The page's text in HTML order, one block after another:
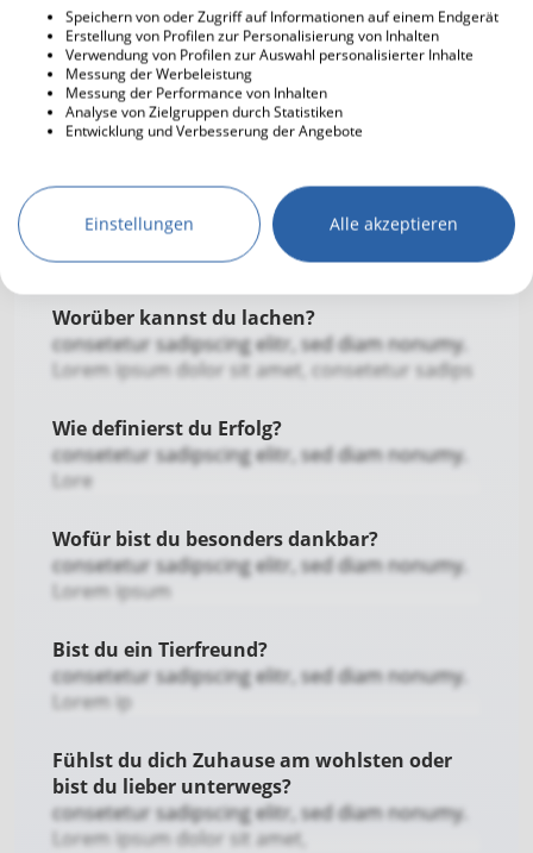
Lorem ipsum dolor sit amet, consete
Was bedeutet dir der christliche Glaube in
deinem Leben?
consetetur sadipscing elitr,
Was ist dir besonders wichtig in einer
consetetur sadipscing elitr, sed diam nonumy.
Lorem ipsum dolor sit amet, consetetur
Worüber kannst du lachen?
consetetur sadipscing elitr, sed diam nonumy.
Lorem ipsum dolor sit amet, consetetur sadips
Wie definierst du Erfolg?
consetetur sadipscing elitr, sed diam nonumy.
Lore
Wofür bist du besonders dankbar?
consetetur sadipscing elitr, sed diam nonumy.
Lorem ipsum
Bist du ein Tierfreund?
consetetur sadipscing elitr, sed diam nonumy.
Lorem ip
Fühlst du dich Zuhause am wohlsten oder
bist du lieber unterwegs?
consetetur sadipscing elitr, sed diam nonumy.
Lorem ipsum dolor sit amet,
Speichern von oder Zugriff auf Informationen auf einem Endgerät
Erstellung von Profilen zur Personalisierung von Inhalten
Verwendung von Profilen zur Auswahl personalisierter Inhalte
Messung der Werbeleistung
Messung der Performance von Inhalten
Analyse von Zielgruppen durch Statistiken
Entwicklung und Verbesserung der Angebote
Einstellungen Alle akzeptieren